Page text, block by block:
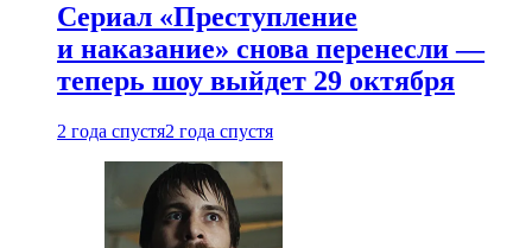
Сериал «Преступление
и наказание» снова перенесли —
теперь шоу выйдет 29 октября
2 года спустя2 года спустя